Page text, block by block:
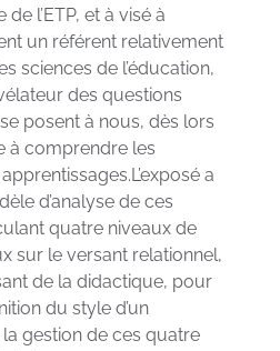
l’ETP, et à visé à
un référent relativement
sciences de l’éducation,
des questions
posent à nous, dès lors
à comprendre les
a
d’analyse de ces
quatre niveaux de
sur le versant relationnel,
de la didactique, pour
du style d’un
gestion de ces quatre